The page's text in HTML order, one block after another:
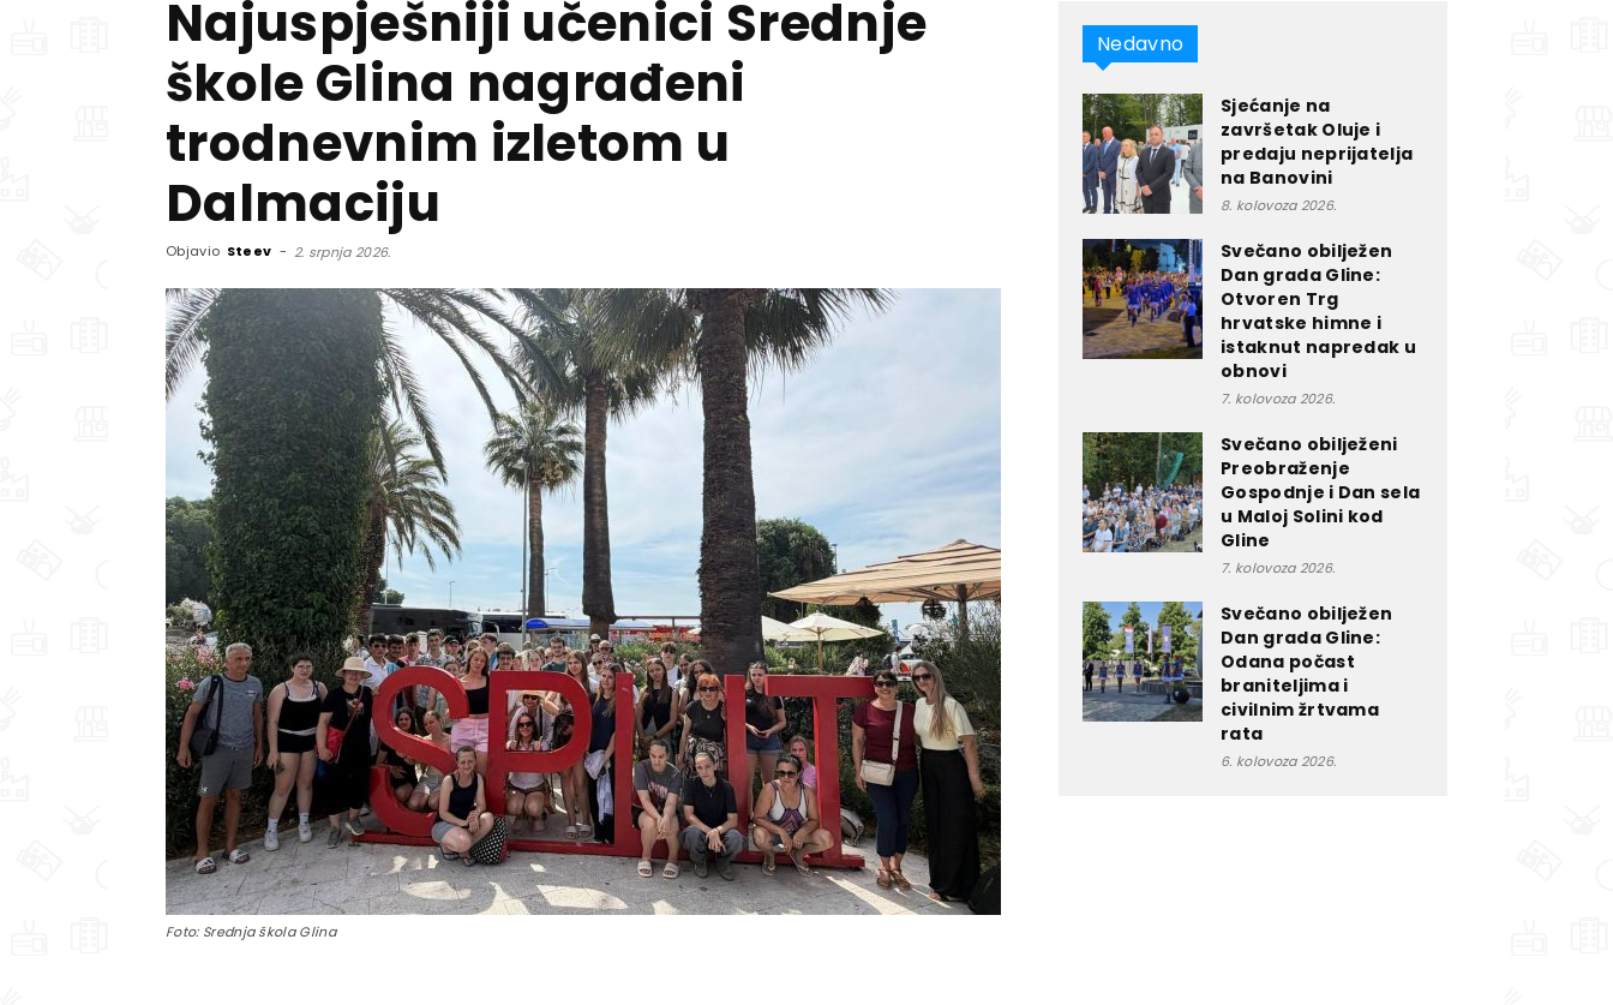
Najuspješniji učenici Srednje
škole Glina nagrađeni
trodnevnim izletom u
Dalmaciju
Objavio Steev - 2. srpnja 2026.
Foto: Srednja škola Glina
Nedavno
Sjećanje na
završetak Oluje i
predaju neprijatelja
na Banovini
8. kolovoza 2026.
Svečano obilježen
Dan grada Gline:
Otvoren Trg
hrvatske himne i
istaknut napredak u
obnovi
7. kolovoza 2026.
Svečano obilježeni
Preobraženje
Gospodnje i Dan sela
u Maloj Solini kod
Gline
7. kolovoza 2026.
Svečano obilježen
Dan grada Gline:
Odana počast
braniteljima i
civilnim žrtvama
rata
6. kolovoza 2026.